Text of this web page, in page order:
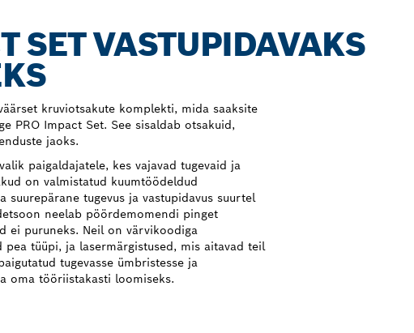
SET VASTUPIDAVAKS
kruviotsakute komplekti, mida saaksite
PRO Impact Set. See sisaldab otsakuid,
jaoks.
paigaldajatele, kes vajavad tugevaid ja
on valmistatud kuumtöödeldud
suurepärane tugevus ja vastupidavus suurtel
neelab pöördemomendi pinget
ei puruneks. Neil on värvikoodiga
tüüpi, ja lasermärgistused, mis aitavad teil
tugevasse ümbristesse ja
oma tööriistakasti loomiseks.